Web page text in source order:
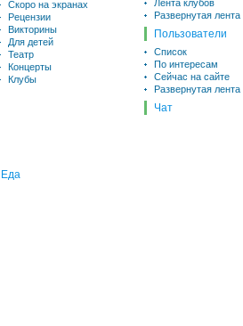
Скоро на экранах
Рецензии
Викторины
Для детей
Театр
Концерты
Клубы
Лента клубов
Развернутая лента
Пользователи
Список
По интересам
Сейчас на сайте
Развернутая лента
Чат
Еда